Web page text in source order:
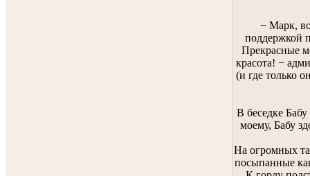
− Марк,
поддержкой
Прекрасные
красота! −
(и где только
В беседке
моему, Бабу
На огромных
посыпанные